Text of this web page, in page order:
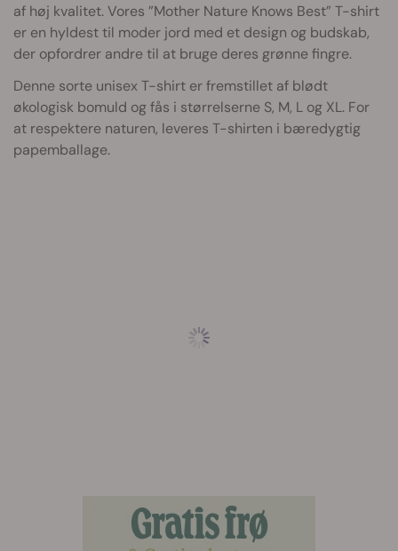
af høj kvalitet. Vores ”Mother Nature Knows Best” T-shirt
er en hyldest til moder jord med et design og budskab,
der opfordrer andre til at bruge deres grønne fingre.
Denne sorte unisex T-shirt er fremstillet af blødt
økologisk bomuld og fås i størrelserne S, M, L og XL. For
at respektere naturen, leveres T-shirten i bæredygtig
papemballage.